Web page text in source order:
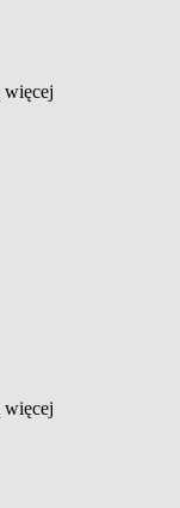
więcej
więcej